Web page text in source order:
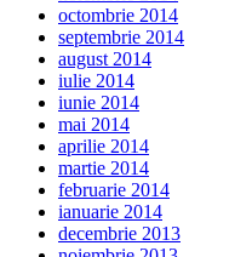
octombrie 2014
septembrie 2014
august 2014
iulie 2014
iunie 2014
mai 2014
aprilie 2014
martie 2014
februarie 2014
ianuarie 2014
decembrie 2013